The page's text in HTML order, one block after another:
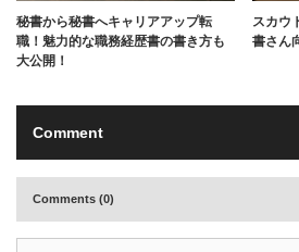
秘書から秘書へキャリアアップ転
職！魅力的な職務経歴書の書き方も
大公開！
スカウ
書さん
Comment
Comments (0)